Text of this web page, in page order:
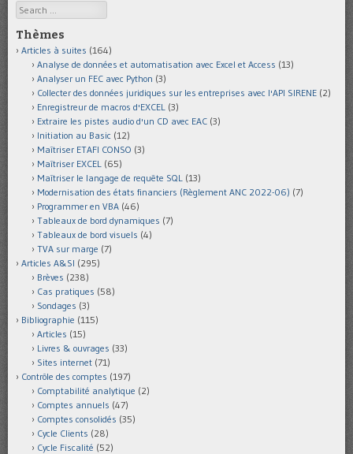
Search
Thèmes
Articles à suites (164)
Analyse de données et automatisation avec Excel et Access (13)
Analyser un FEC avec Python (3)
Collecter des données juridiques sur les entreprises avec l'API SIRENE (2)
Enregistreur de macros d'EXCEL (3)
Extraire les pistes audio d'un CD avec EAC (3)
Initiation au Basic (12)
Maîtriser ETAFI CONSO (3)
Maîtriser EXCEL (65)
Maîtriser le langage de requête SQL (13)
Modernisation des états financiers (Règlement ANC 2022-06) (7)
Programmer en VBA (46)
Tableaux de bord dynamiques (7)
Tableaux de bord visuels (4)
TVA sur marge (7)
Articles A&SI (295)
Brèves (238)
Cas pratiques (58)
Sondages (3)
Bibliographie (115)
Articles (15)
Livres & ouvrages (33)
Sites internet (71)
Contrôle des comptes (197)
Comptabilité analytique (2)
Comptes annuels (47)
Comptes consolidés (35)
Cycle Clients (28)
Cycle Fiscalité (52)